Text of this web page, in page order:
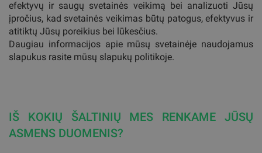
efektyvų ir saugų svetainės veikimą bei analizuoti Jūsų
įpročius, kad svetainės veikimas būtų patogus, efektyvus ir
atitiktų Jūsų poreikius bei lūkesčius.
Daugiau informacijos apie mūsų svetainėje naudojamus
slapukus rasite mūsų slapukų politikoje.
IŠ KOKIŲ ŠALTINIŲ MES RENKAME JŪSŲ
ASMENS DUOMENIS?